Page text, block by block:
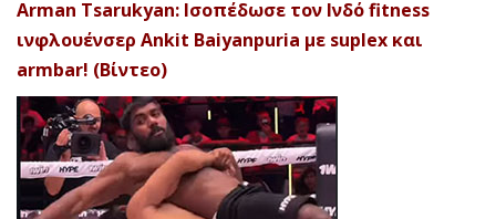
Arman Tsarukyan: Ισοπέδωσε τον Ινδό fitness
ινφλουένσερ Ankit Baiyanpuria με suplex και
armbar! (Βίντεο)